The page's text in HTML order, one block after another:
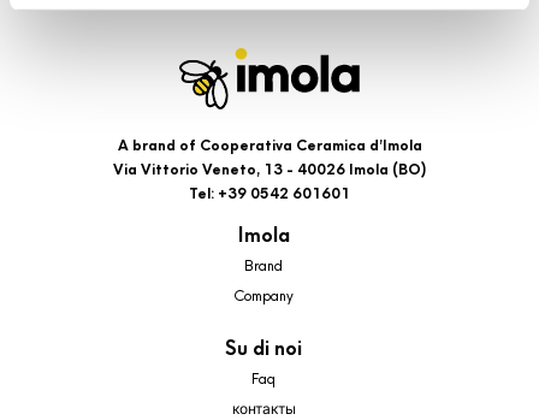
comunque modificare le tue scelte in qualsiasi momento,
accedendo al link presente nel footer.
A brand of Cooperativa Ceramica d’Imola
Via Vittorio Veneto, 13 - 40026 Imola (BO)
Tel: +39 0542 601601
Imola
Brand
Company
Su di noi
Faq
контакты